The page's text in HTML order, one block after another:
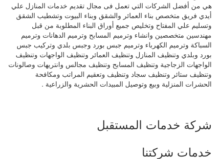
هي من أفضل الشركات التي تعمل فى مجال تقديم خدمات المنازل علي
أيدي فريق متخصص بناء العمائر والشقق وبناء البيوت وتشطيب الشقق
وتسليم علي المفتاح وتخليص جميع أوراق البناء المطلوبة من قبل
مهندسين متخصصين وانشاء وترميم المسابح وترميم الدهانات وترميم
السباكة وترميم الكهرباء وترميم جبس بورد وجبس بلدي وتركيب جبس
بورد وبلدي وتنظيف المنازل وتنظيف العمائر وتنظيف الواجهات وتنظيف
الواجهات الزجاجية وتنظيف المسابح وتنظيف مجالس وانتريهات وصالونات
وتنظيف ستائر وتنظيف سجاد وتنظيف وتعقيم المراتب ومكافحة
الحشرات المنزلية وبيع وتوصيل المبيدات الحشرية والزراعية .
شركة خدمات المستقبل
خدمات شركتنا